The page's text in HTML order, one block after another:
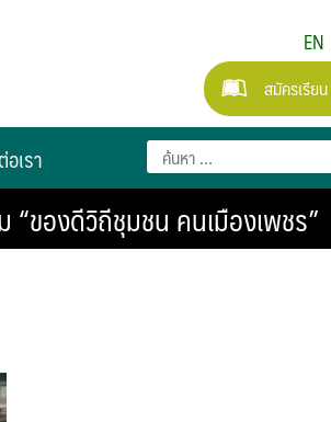
EN
สมัครเรียน
เรา
“ของดีวิถีชุมชน คนเมืองเพชร”